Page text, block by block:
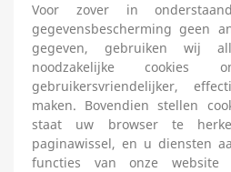
Voor zover in
gegevensbescherming geen
gegeven, gebruiken wij
noodzakelijke cookies
gebruikersvriendelijker,
maken. Bovendien stellen
staat uw browser te
paginawissel, en u diensten
functies van onze website